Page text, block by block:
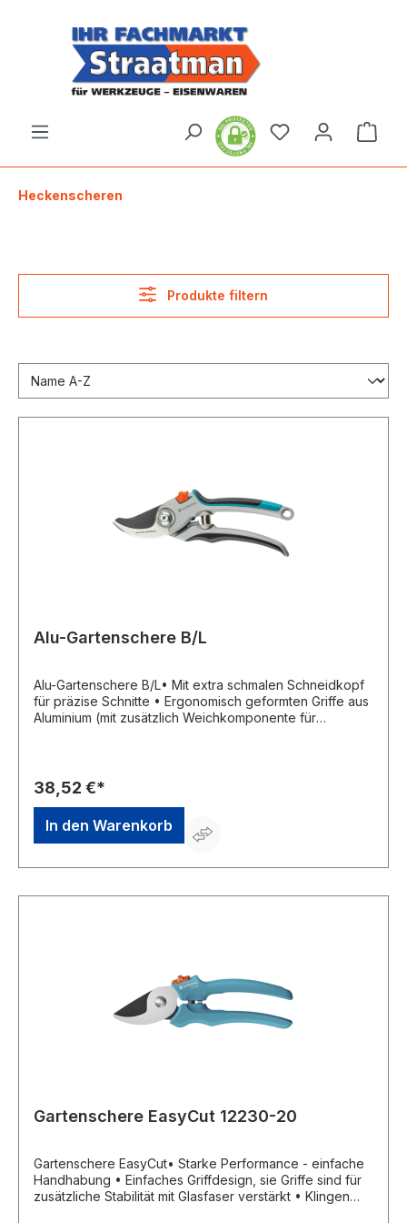
Heckenscheren
Produkte filtern
Alu-Gartenschere B/L
Alu-Gartenschere B/L• Mit extra schmalen Schneidkopf
für präzise Schnitte • Ergonomisch geformten Griffe aus
Aluminium (mit zusätzlich Weichkomponente für
vorbei und hinterlassen einen präzisen, sauberen
Schnitt • Mit antihaftbeschichtetes Obermesser und ein
Untermesser aus rostfreiem Edelstahl • Klinge: kann bei
Bedarf nachgeschärft oder ausgetauscht werden •
Einhand-Sicherheitsverschluss: Schere einfach
schließen und sicher aufbewahrt • Einsatz: für den
HolzHersteller: Gardena Deutschland GmbH, Hans-
38,52 €*
In den Warenkorb
Gartenschere EasyCut 12230-20
Gartenschere EasyCut• Starke Performance - einfache
Handhabung • Einfaches Griffdesign, sie Griffe sind für
zusätzliche Stabilität mit Glasfaser verstärkt • Klingen